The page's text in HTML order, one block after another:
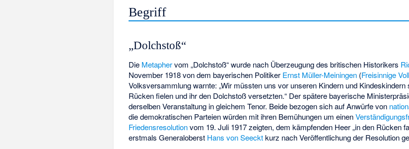
Begriff
„Dolchstoß“
Die Metaphervom „Dolchstoß“ wurde nach Überzeugung des britischen Historikers
November 1918 von dem bayerischen Politiker Ernst Müller-Meiningen (Freisinnige
Volksversammlung warnte: „Wir müssten uns vor unseren Kindern und
Rücken fielen und ihr den Dolchstoß versetzten.“ Der spätere bayerische
derselben Veranstaltung in gleichem Tenor. Beide bezogen sich auf Anwürfe von
die demokratischen Parteien würden mit ihren Bemühungen um einen
Friedensresolutionvom 19. Juli 1917 zeigten, dem kämpfenden Heer „in den Rücken
erstmals Generaloberst Hans von Seecktkurz nach Veröffentlichung der Resolution